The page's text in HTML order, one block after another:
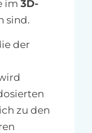
im 3D-
sind.
der
zu den